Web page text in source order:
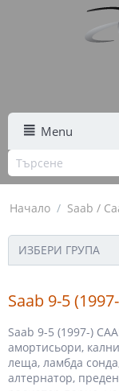
Menu
Начало / Saab /
ИЗБЕРИ ГРУПА
Saab 9-5
Saab 9-5 (1997-)
амортисьори,
леща, ламбда
алтернатор,